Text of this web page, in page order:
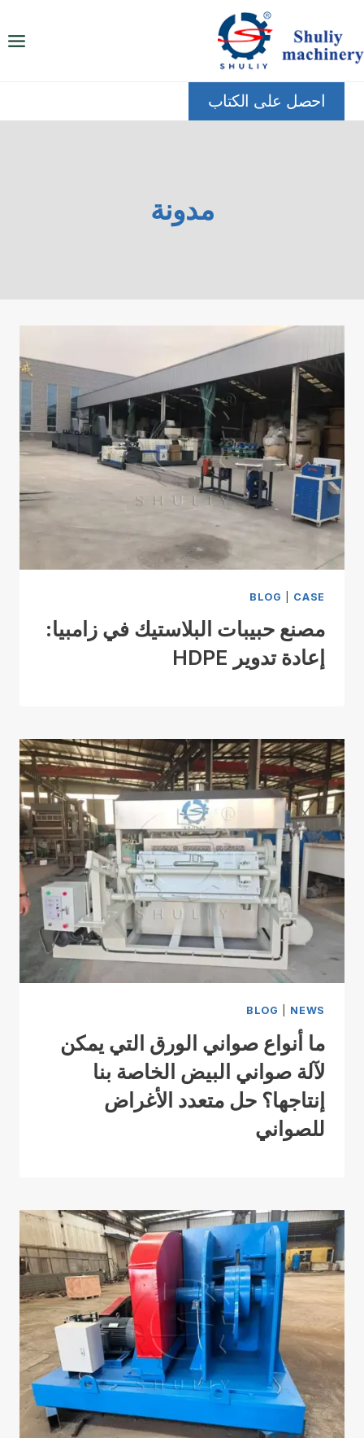
المحتوى
احصل على الكتاب
مدونة
BLOG CASE
مصنع حبيبات البلاستيك في زامبيا:
إعادة تدوير HDPE
BLOG NEWS
ما أنواع صواني الورق التي يمكن
لآلة صواني البيض الخاصة بنا
إنتاجها؟ حل متعدد الأغراض
للصواني